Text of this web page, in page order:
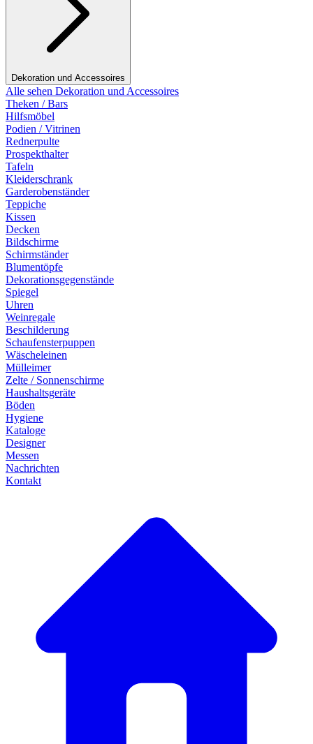
Dekoration und Accessoires
Alle sehen Dekoration und Accessoires
Theken / Bars
Hilfsmöbel
Podien / Vitrinen
Rednerpulte
Prospekthalter
Tafeln
Kleiderschrank
Garderobenständer
Teppiche
Kissen
Decken
Bildschirme
Schirmständer
Blumentöpfe
Dekorationsgegenstände
Spiegel
Uhren
Weinregale
Beschilderung
Schaufensterpuppen
Wäscheleinen
Mülleimer
Zelte / Sonnenschirme
Haushaltsgeräte
Böden
Hygiene
Kataloge
Designer
Messen
Nachrichten
Kontakt